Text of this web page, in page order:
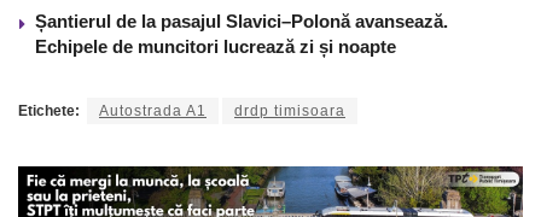
Șantierul de la pasajul Slavici–Polonă avansează.
Echipele de muncitori lucrează zi și noapte
Etichete: Autostrada A1 drdp timisoara